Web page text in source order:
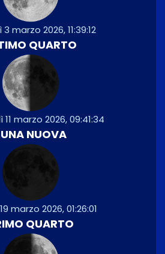
marzo 2026, 11:39:12
QUARTO
marzo 2026, 09:41:34
NUOVA
marzo 2026, 01:26:01
QUARTO